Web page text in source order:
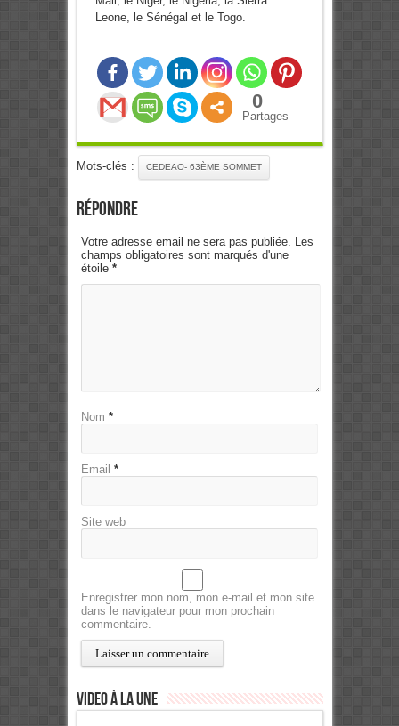
Leone, le Sénégal et le Togo.
0
Partages
Mots-clés : CEDEAO- 63ÈME SOMMET
Répondre
Votre adresse email ne sera pas publiée. Les
champs obligatoires sont marqués d'une
étoile *
Nom *
Email *
Site web
Enregistrer mon nom, mon e-mail et mon site
dans le navigateur pour mon prochain
commentaire.
Video à la Une